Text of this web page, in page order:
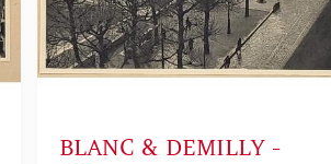
BLANC & DEMILLY -